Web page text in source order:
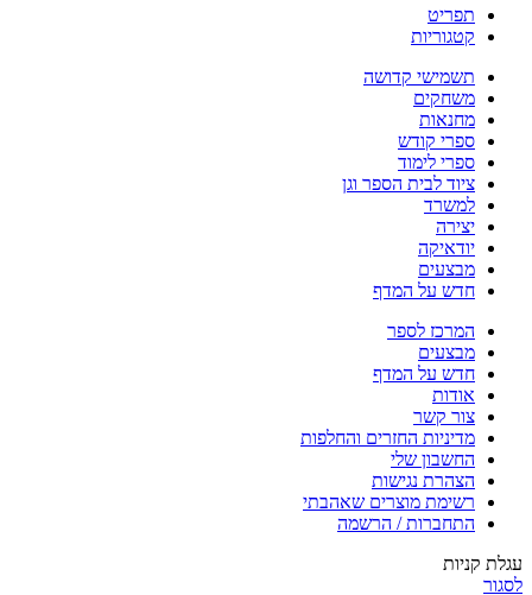
תפריט
קטגוריות
תשמישי קדושה
משחקים
מחנאות
ספרי קודש
ספרי לימוד
ציוד לבית הספר וגן
למשרד
יצירה
יודאיקה
מבצעים
חדש על המדף
המרכז לספר
מבצעים
חדש על המדף
אודות
צור קשר
מדיניות החזרים והחלפות
החשבון שלי
הצהרת נגישות
רשימת מוצרים שאהבתי
התחברות / הרשמה
עגלת קניות
לסגור